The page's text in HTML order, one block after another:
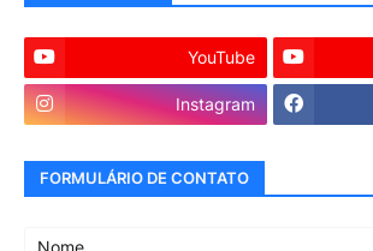
YouTube
Instagram
FORMULÁRIO DE CONTATO